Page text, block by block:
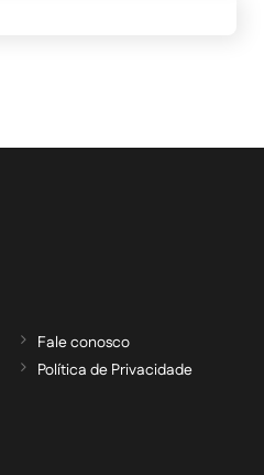
Fale conosco
Política de Privacidade